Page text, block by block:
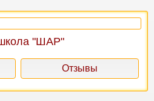
"ШАР"
Отзывы